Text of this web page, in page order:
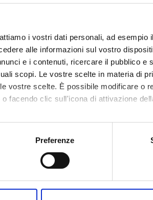
i vostri dati personali, ad esempio
alle informazioni sul vostro
e i contenuti, ricercare il pubblico
scopi. Le vostre scelte in materia di
vostre scelte. È possibile modificare o
facendo clic sull'icona di attivazione
anche:
sulla tua posizione geografica, con
in qualsiasi momento dalla
Preferenze
Loredana
Specializzando
Serena Scholarship holder
Nicole Specializzando
Beatrice Specializzando